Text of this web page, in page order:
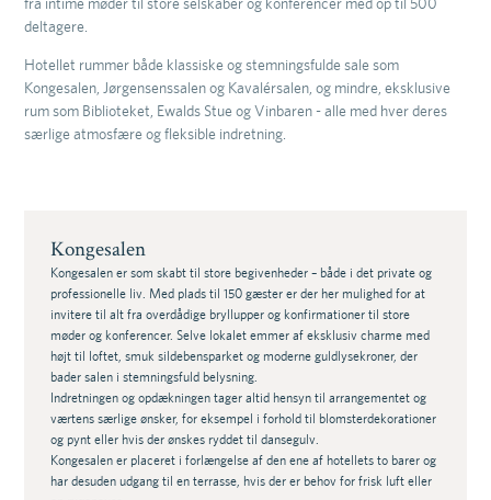
deltagere.
Hotellet rummer både klassiske og stemningsfulde sale som
Kongesalen, Jørgensenssalen og Kavalérsalen, og mindre, eksklusive
rum som Biblioteket, Ewalds Stue og Vinbaren - alle med hver deres
særlige atmosfære og fleksible indretning.
Kongesalen
Kongesalen er som skabt til store begivenheder – både i det private og
professionelle liv. Med plads til 150 gæster er der her mulighed for at
invitere til alt fra overdådige bryllupper og konfirmationer til store
møder og konferencer. Selve lokalet emmer af eksklusiv charme med
højt til loftet, smuk sildebensparket og moderne guldlysekroner, der
bader salen i stemningsfuld belysning.
Indretningen og opdækningen tager altid hensyn til arrangementet og
værtens særlige ønsker, for eksempel i forhold til blomsterdekorationer
og pynt eller hvis der ønskes ryddet til dansegulv.
Kongesalen er placeret i forlængelse af den ene af hotellets to barer og
har desuden udgang til en terrasse, hvis der er behov for frisk luft eller